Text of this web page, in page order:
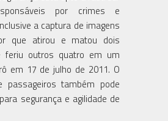
por crimes e
a captura de imagens
que atirou e matou dois
feriu outros quatro em um
em 17 de julho de 2011. O
passageiros também pode
segurança e agilidade de